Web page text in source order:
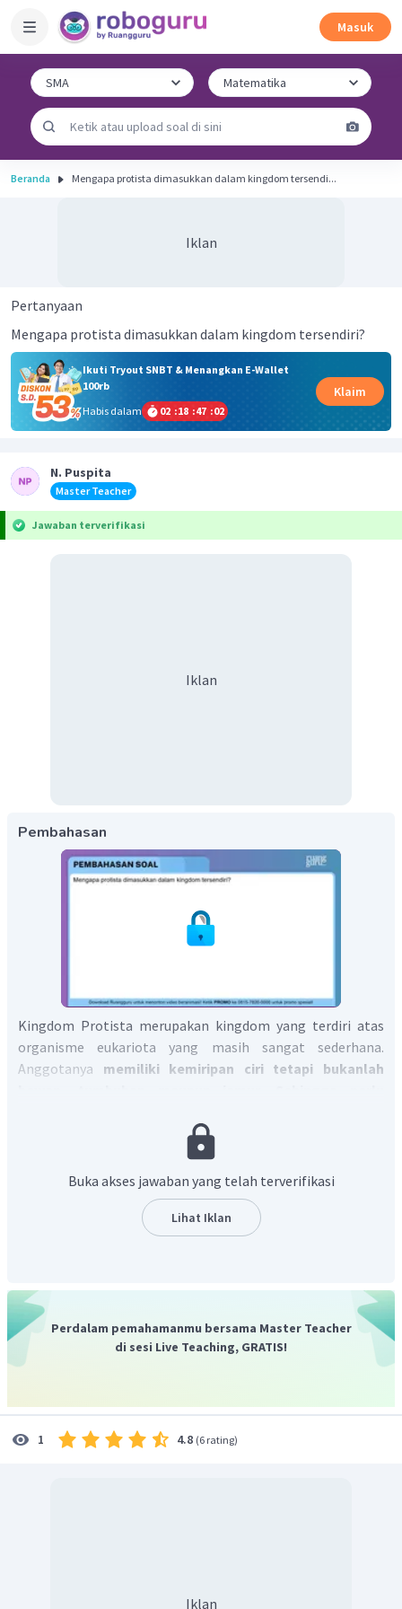
Masuk
Beranda Mengapa protista dimasukkan dalam kingdom tersendi...
Iklan
Pertanyaan
Mengapa protista dimasukkan dalam kingdom tersendiri?
Ikuti Tryout SNBT & Menangkan E-Wallet
100rb
Habis dalam
02 :18 :47 :01
Klaim
N. Puspita
Master Teacher
Jawaban terverifikasi
Iklan
Pembahasan
Kingdom Protista merupakan kingdom yang terdiri atas
organisme eukariota yang masih sangat sederhana.
Anggotanya memiliki kemiripan ciri tetapi bukanlah
Buka akses jawaban yang telah terverifikasi
Lihat Iklan
Perdalam pemahamanmu bersama Master Teacher
di sesi Live Teaching, GRATIS!
1 4.8 (6 rating)
Iklan